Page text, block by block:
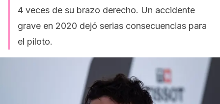
4 veces de su brazo derecho. Un accidente
grave en 2020 dejó serias consecuencias para
el piloto.